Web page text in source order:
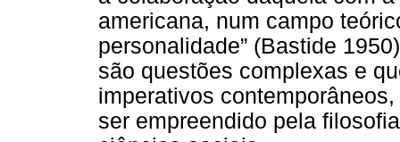
americana, num campo
personalidade” (Bastide
são questões complexas e
imperativos
ser empreendido pela